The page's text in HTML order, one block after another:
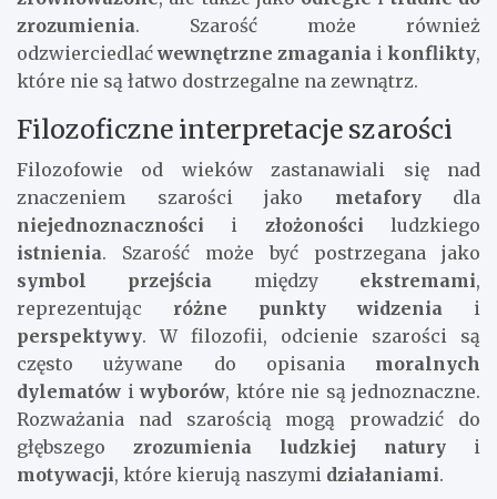
zrozumienia. Szarość może również
odzwierciedlaćwewnętrzne zmagania i konflikty,
które nie są łatwo dostrzegalne na zewnątrz.
Filozoficzne interpretacje szarości
Filozofowie od wieków zastanawiali się nad
znaczeniem szarości jako metaforydla
niejednoznaczności i złożoności ludzkiego
istnienia. Szarość może być postrzegana jako
symbol
przejścia między ekstremami,
reprezentując różne punkty widzenia i
perspektywy. W filozofii, odcienie szarości są
często używane do opisania moralnych
dylematów iwyborów, które nie są jednoznaczne.
Rozważania nad szarością mogą prowadzić do
głębszego zrozumienia ludzkiej natury i
motywacji, które kierują naszymi działaniami.